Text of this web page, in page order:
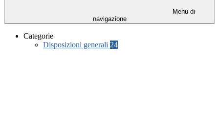
Menu di
navigazione
Categorie
Disposizioni generali 24